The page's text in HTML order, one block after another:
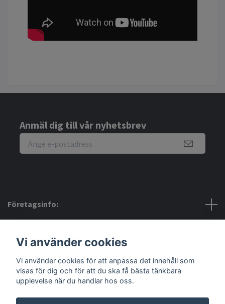
Anmäl dig till vår nyhetsbrev
Företagsinfo:
Sociala medier
Vi använder cookies
Vi använder cookies för att anpassa det innehåll som
visas för dig och för att du ska få bästa tänkbara
upplevelse när du handlar hos oss.